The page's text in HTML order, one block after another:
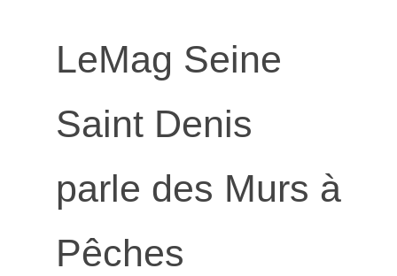
LeMag Seine
Saint Denis
parle des Murs à
Pêches